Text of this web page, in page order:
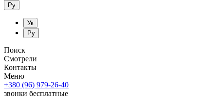
Ру
Ук
Ру
Поиск
Смотрели
Контакты
Меню
+380 (96) 979-26-40
звонки бесплатные